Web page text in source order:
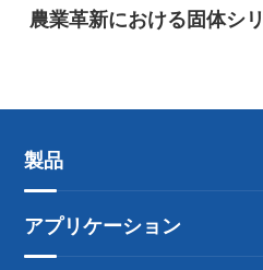
農業革新における固体シ
製品
アプリケーション